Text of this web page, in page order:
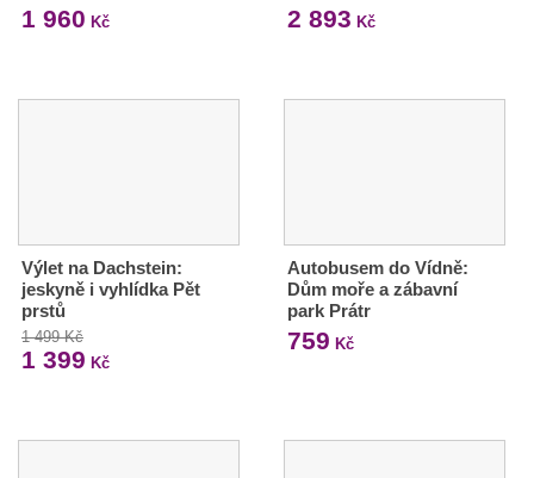
1 960 Kč 2 893 Kč
Výlet na Dachstein:
jeskyně i vyhlídka Pět
prstů
1 499 Kč
1 399 Kč
Autobusem do Vídně:
Dům moře a zábavní
park Prátr
759 Kč